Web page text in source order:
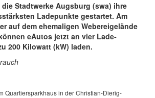
Stadt­werke Augsburg (swa) ihre
Lade­punkte gestartet. Am
auf dem ehemaligen Weberei­gelände
eAutos jetzt an vier Lade­
200 Kilowatt (kW) laden.
Quartiers­parkhaus in der Christian-Dierig-